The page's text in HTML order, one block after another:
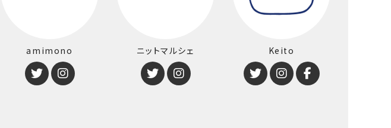
amimono ニットマルシェ Keito